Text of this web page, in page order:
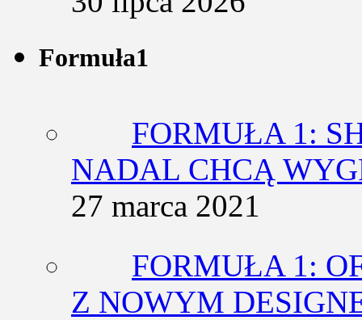
Formuła1
FORMUŁA 1:
NADAL CHCĄ
27 marca 2021
FORMUŁA 1:
Z NOWYM